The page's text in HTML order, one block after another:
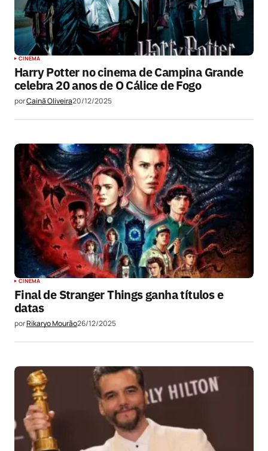
CINEMA
Harry Potter no cinema de Campina Grande
celebra 20 anos de O Cálice de Fogo
porCainã Oliveira20/12/2025
CINEMA
Final de Stranger Things ganha títulos e
datas
porRikaryo Mourão26/12/2025